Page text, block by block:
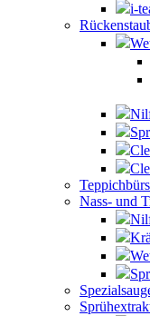
i-
Nass- und